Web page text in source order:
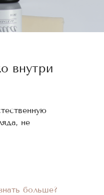
внутри
не
больше?